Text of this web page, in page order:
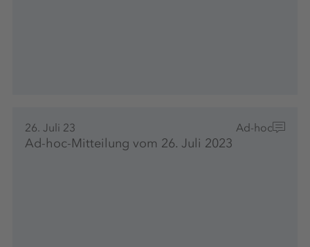
26. Juli 23 Ad-hoc
Ad-hoc-Mitteilung vom 26. Juli 2023